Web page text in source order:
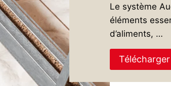
Le système
éléments
d’aliments, …